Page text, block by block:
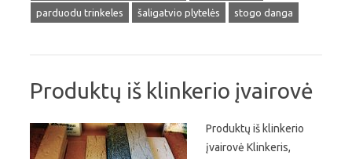
parduodu trinkeles
šaligatvio plytelės stogo danga
Produktų iš klinkerio įvairovė
Produktų iš klinkerio
įvairovė Klinkeris,